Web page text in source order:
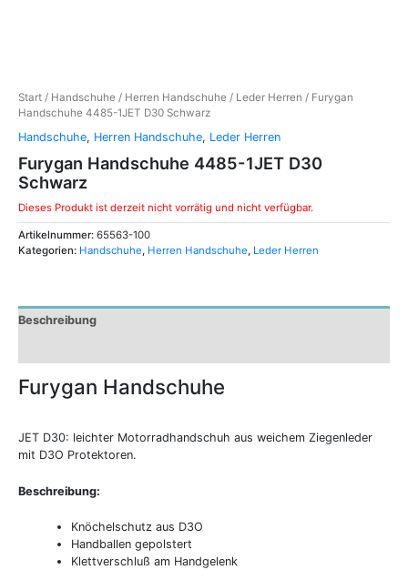
Start / Handschuhe / Herren Handschuhe / Leder Herren / Furygan
Handschuhe 4485-1JET D30 Schwarz
Handschuhe, Herren Handschuhe, Leder Herren
Furygan Handschuhe 4485-1JET D30
Schwarz
Dieses Produkt ist derzeit nicht vorrätig und nicht verfügbar.
Artikelnummer: 65563-100
Kategorien: Handschuhe, Herren Handschuhe, Leder Herren
Beschreibung
Furygan Handschuhe
JET D30: leichter Motorradhandschuh aus weichem Ziegenleder
mit D3O Protektoren.
Beschreibung:
Knöchelschutz aus D3O
Handballen gepolstert
Klettverschluß am Handgelenk